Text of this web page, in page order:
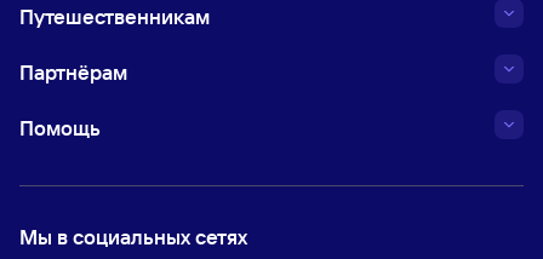
Путешественникам
Партнёрам
Помощь
Мы в социальных сетях